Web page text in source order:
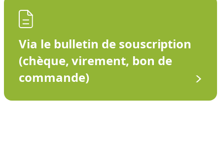
Via le bulletin de souscription
(chèque, virement, bon de
commande)